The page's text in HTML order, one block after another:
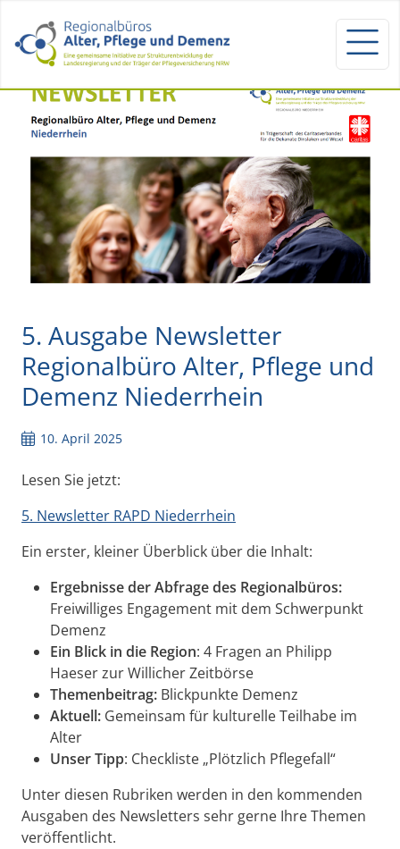
5. Ausgabe Newsletter
Regionalbüro Alter, Pflege und
Demenz Niederrhein
10. April 2025
Lesen Sie jetzt:
5. Newsletter RAPD Niederrhein
Ein erster, kleiner Überblick über die Inhalt:
Ergebnisse der Abfrage des Regionalbüros:
Freiwilliges Engagement mit dem Schwerpunkt
Demenz
Ein Blick in die Region: 4 Fragen an Philipp
Haeser zur Willicher Zeitbörse
Themenbeitrag: Blickpunkte Demenz
Aktuell: Gemeinsam für kulturelle Teilhabe im
Alter
Unser Tipp: Checkliste „Plötzlich Pflegefall“
Unter diesen Rubriken werden in den kommenden
Ausgaben des Newsletters sehr gerne Ihre Themen
veröffentlicht.